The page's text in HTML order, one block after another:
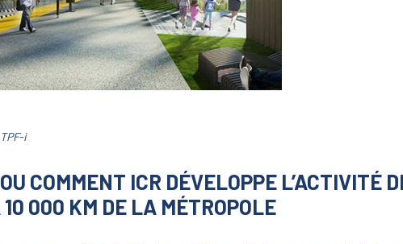
i
COMMENT ICR DÉVELOPPE L’ACTIVITÉ
000 KM DE LA MÉTROPOLE